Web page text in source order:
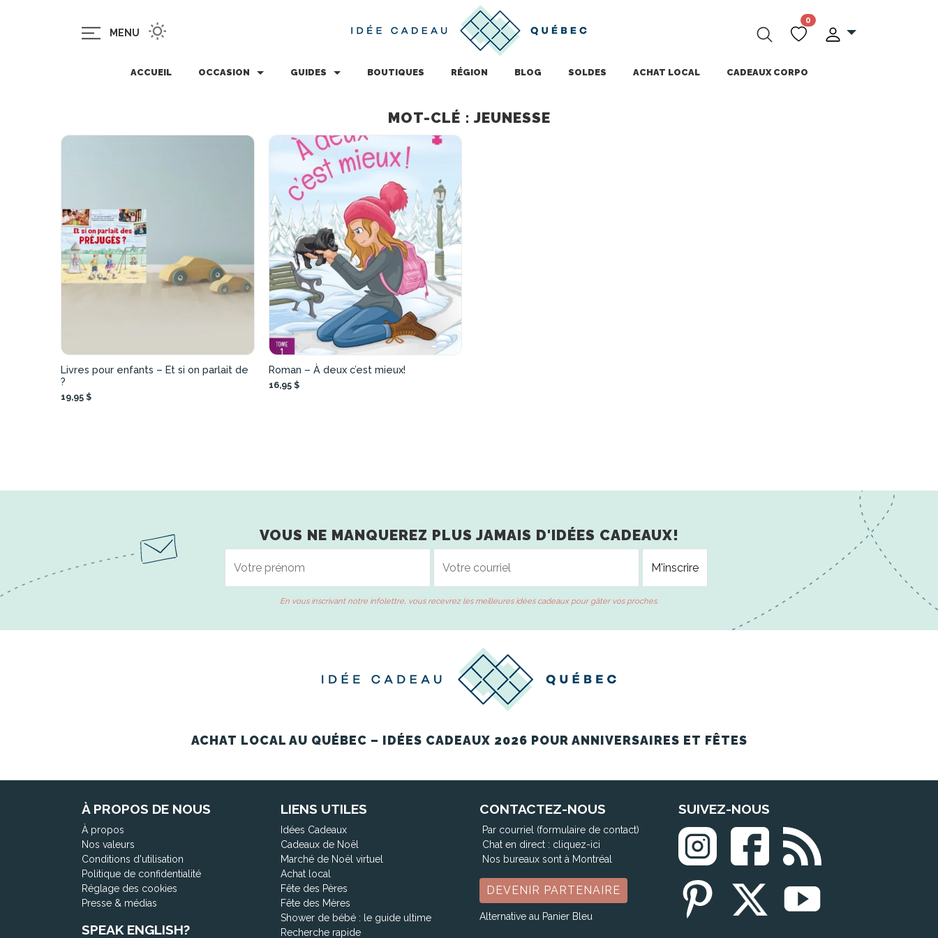
MENU
0
ACCUEIL OCCASION GUIDES BOUTIQUES RÉGION BLOG SOLDES ACHAT LOCAL CADEAUX CORPO
MOT-CLÉ : JEUNESSE
Livres pour enfants – Et si on parlait de
?
19,95 $
Roman – À deux c’est mieux!
16,95 $
VOUS NE MANQUEREZ PLUS JAMAIS D'IDÉES CADEAUX!
En vous inscrivant notre infolettre, vous recevrez les meilleures idées cadeaux pour gâter vos proches.
ACHAT LOCAL AU QUÉBEC – IDÉES CADEAUX 2026 POUR ANNIVERSAIRES ET FÊTES
À PROPOS DE NOUS
À propos
Nos valeurs
Conditions d'utilisation
Politique de confidentialité
Réglage des cookies
Presse & médias
SPEAK ENGLISH?
LIENS UTILES
Idées Cadeaux
Cadeaux de Noël
Marché de Noël virtuel
Achat local
Fête des Pères
Fête des Mères
Shower de bébé : le guide ultime
Recherche rapide
CONTACTEZ-NOUS
Par courriel (formulaire de contact)
Chat en direct : cliquez-ici
Nos bureaux sont à Montréal
DEVENIR PARTENAIRE
Alternative au Panier Bleu
SUIVEZ-NOUS